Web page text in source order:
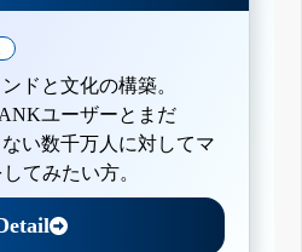
ドと文化の構築。
ユーザーとまだ
い数千万人に対してマ
てみたい方。